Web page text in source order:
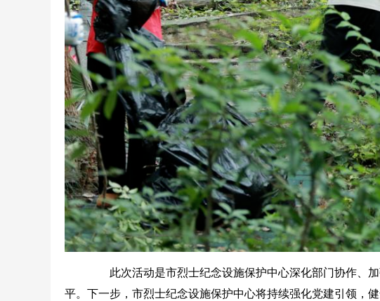
此次活动是市烈士纪念设施保护中心深化部门协作、加
平。下一步，市烈士纪念设施保护中心将持续强化党建引领，